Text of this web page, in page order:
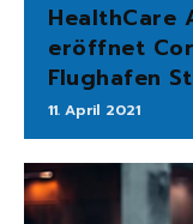
HealthCare
eröffnet
Flughafen
11. April 2021